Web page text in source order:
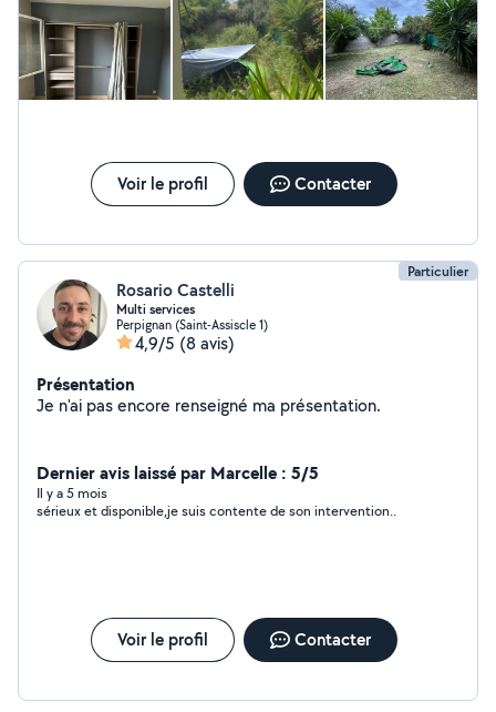
Voir le profil Contacter
Particulier
Rosario Castelli
Multi services
Perpignan (Saint-Assiscle 1)
4,9/5 (8 avis)
Présentation
Je n'ai pas encore renseigné ma présentation.
Dernier avis laissé par Marcelle : 5/5
Il y a 5 mois
sérieux et disponible,je suis contente de son intervention..
Voir le profil Contacter